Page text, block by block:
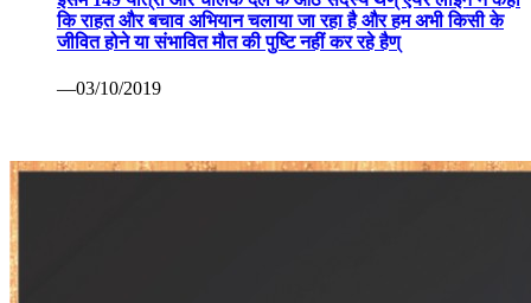
कि राहत और बचाव अभियान चलाया जा रहा है और हम अभी किसी के
जीवित होने या संभावित मौत की पुष्टि नहीं कर रहे हैण्
—03/10/2019